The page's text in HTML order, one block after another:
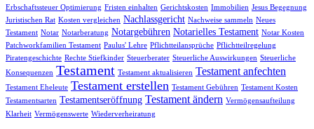
Erbschaftssteuer Optimierung Fristen einhalten Gerichtskosten Immobilien Jesus Begegnung
Juristischen Rat Kosten vergleichen Nachlassgericht Nachweise sammeln Neues
Testament Notar Notarberatung Notargebühren Notarielles Testament Notar Kosten
Patchworkfamilien Testament Paulus' Lehre Pflichtteilansprüche Pflichtteilregelung
Piratengeschichte Rechte Stiefkinder Steuerberater Steuerliche Auswirkungen Steuerliche
Konsequenzen Testament Testament aktualisieren Testament anfechten
Testament Eheleute Testament erstellen Testament Gebühren Testament Kosten
Testamentsarten Testamentseröffnung Testament ändern Vermögensaufteilung
Klarheit Vermögenswerte Wiederverheiratung